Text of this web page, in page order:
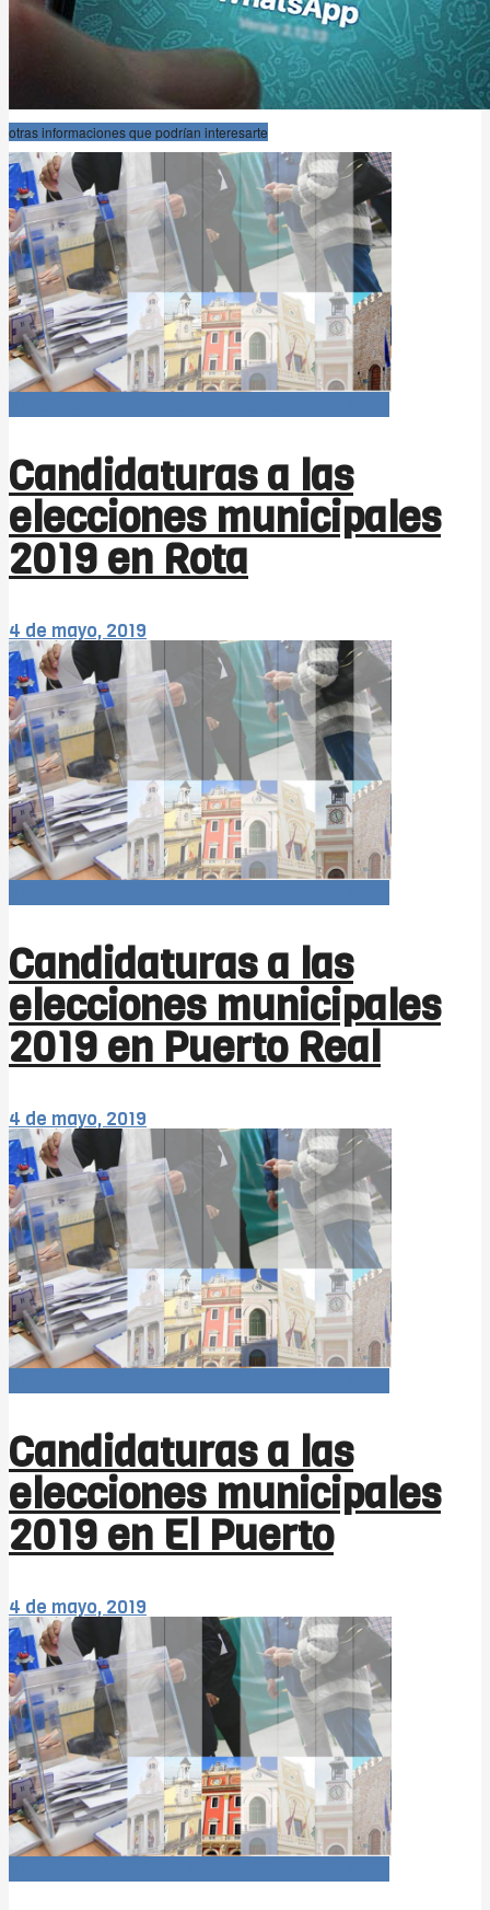
otras informaciones que podrían interesarte
Candidaturas a las
elecciones municipales
2019 en Rota
4 de mayo, 2019
Candidaturas a las
elecciones municipales
2019 en Puerto Real
4 de mayo, 2019
Candidaturas a las
elecciones municipales
2019 en El Puerto
4 de mayo, 2019